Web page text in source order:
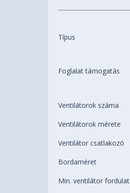
Típus
Foglalat támogatás
Ventilátorok száma
Ventilátorok mérete
Ventilátor csatlakozó
Bordaméret
Min. ventilátor fordulat